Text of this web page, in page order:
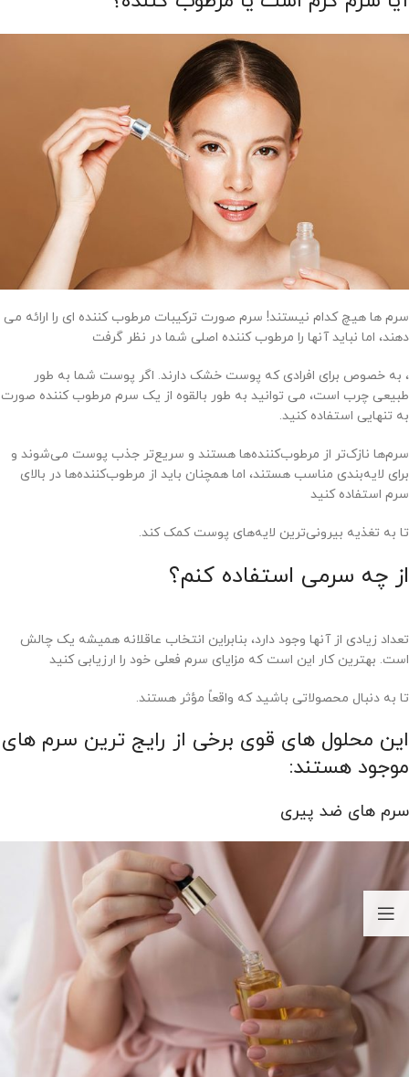
سرم ها هیچ کدام نیستند! سرم صورت ترکیبات مرطوب کننده ای را ارائه می
دهند، اما نباید آنها را مرطوب کننده اصلی شما در نظر گرفت
، به خصوص برای افرادی که پوست خشک دارند. اگر پوست شما به طور
طبیعی چرب است، می توانید به طور بالقوه از یک سرم مرطوب کننده صورت
به تنهایی استفاده کنید.
سرم‌ها نازک‌تر از مرطوب‌کننده‌ها هستند و سریع‌تر جذب پوست می‌شوند و
برای لایه‌بندی مناسب هستند، اما همچنان باید از مرطوب‌کننده‌ها در بالای
سرم استفاده کنید
تا به تغذیه بیرونی‌ترین لایه‌های پوست کمک کند.
از چه سرمی استفاده کنم؟
تعداد زیادی از آنها وجود دارد، بنابراین انتخاب عاقلانه همیشه یک چالش
است. بهترین کار این است که مزایای سرم فعلی خود را ارزیابی کنید
تا به دنبال محصولاتی باشید که واقعاً مؤثر هستند.
این محلول های قوی برخی از رایج ترین سرم های
موجود هستند:
سرم های ضد پیری